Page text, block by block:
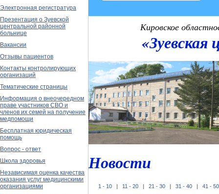
Электронная регистратура
Презентация о Зуевской
центральной районной
больнице
Вакансии
Отзывы пациентов
Контакты контролирующих
организаций
Тематические страницы
Информация о внеочередном
праве участников СВО и
членов их семей на получение
медпомощи
Бесплатная юридическая
помощь
Вопрос - ответ
Школа здоровья
Независимая оценка качества
оказания услуг медицинскими
организациями
Кировское
Новости
1 - 10 | 11 - 20 | 21 - 30 | 31 - 40 | 41 - 50